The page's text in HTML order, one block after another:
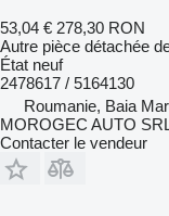
53,04 € 278,30 RON
Autre pièce détachée
État neuf
2478617 / 5164130
Roumanie, Baia
MOROGEC AUTO
Contacter le vendeur